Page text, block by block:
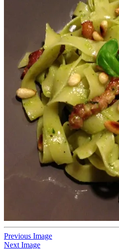
Previous Image
Next Image